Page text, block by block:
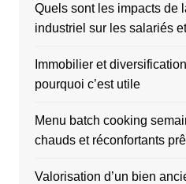
Quels sont les impacts de
industriel sur les salariés
Immobilier et
pourquoi c’est utile
Menu batch cooking
chauds et réconfortants
Valorisation d’un bien